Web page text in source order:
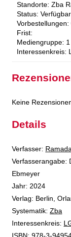
Standorte: Zba
Status: Verfügbar
Vorbestellungen:
Frist:
Mediengruppe:
Interessenkreis:
Keine
Details
Verfasser: Suche
Verfasserangabe:
Ebmeyer
Jahr: 2024
Verlag: Berlin,
opens in new tab
Diesen Link in
Systematik: Suche
Zba
Interessenkreis: